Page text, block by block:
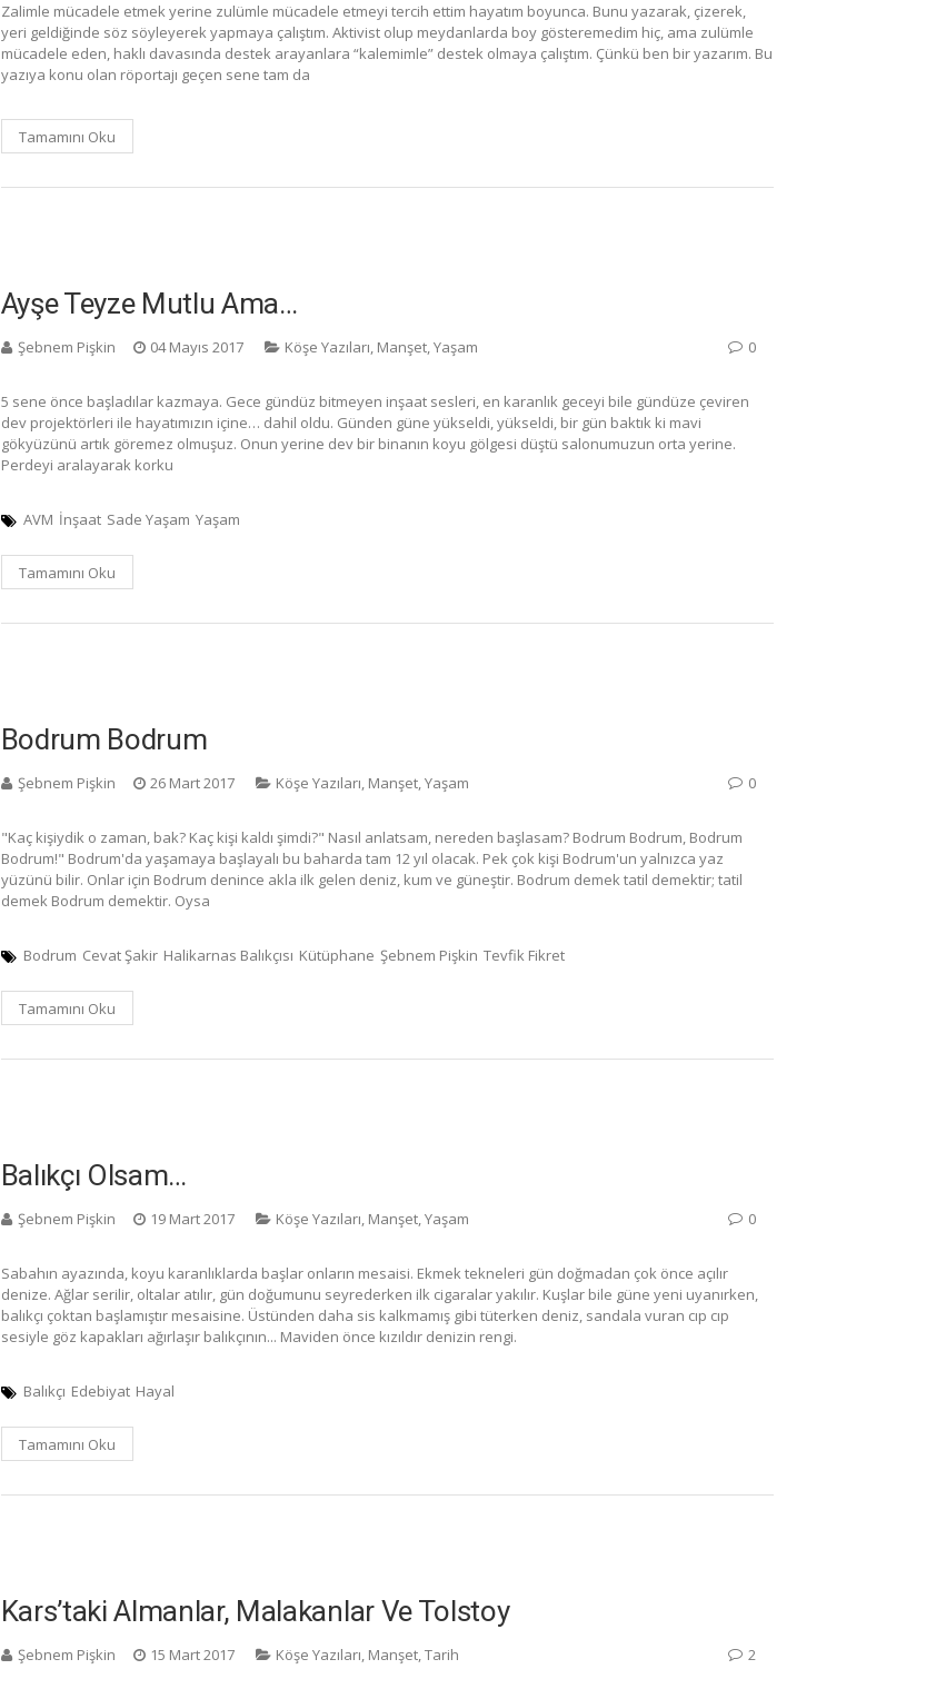
Zalimle mücadele etmek yerine zulümle mücadele etmeyi tercih ettim hayatım boyunca. Bunu yazarak, çizerek,
yeri geldiğinde söz söyleyerek yapmaya çalıştım. Aktivist olup meydanlarda boy gösteremedim hiç, ama zulümle
mücadele eden, haklı davasında destek arayanlara “kalemimle” destek olmaya çalıştım. Çünkü ben bir yazarım. Bu
yazıya konu olan röportajı geçen sene tam da
Tamamını Oku
Ayşe Teyze Mutlu Ama…
Şebnem Pişkin 04 Mayıs 2017 Köşe Yazıları, Manşet,Yaşam 0
5 sene önce başladılar kazmaya. Gece gündüz bitmeyen inşaat sesleri, en karanlık geceyi bile gündüze çeviren
dev projektörleri ile hayatımızın içine… dahil oldu. Günden güne yükseldi, yükseldi, bir gün baktık ki mavi
gökyüzünü artık göremez olmuşuz. Onun yerine dev bir binanın koyu gölgesi düştü salonumuzun orta yerine.
Perdeyi aralayarak korku
AVM İnşaat Sade Yaşam Yaşam
Tamamını Oku
Bodrum Bodrum
Şebnem Pişkin 26 Mart 2017 Köşe Yazıları, Manşet,Yaşam 0
"Kaç kişiydik o zaman, bak? Kaç kişi kaldı şimdi?" Nasıl anlatsam, nereden başlasam? Bodrum Bodrum, Bodrum
Bodrum!" Bodrum'da yaşamaya başlayalı bu baharda tam 12 yıl olacak. Pek çok kişi Bodrum'un yalnızca yaz
yüzünü bilir. Onlar için Bodrum denince akla ilk gelen deniz, kum ve güneştir. Bodrum demek tatil demektir; tatil
demek Bodrum demektir. Oysa
Bodrum Cevat Şakir Halikarnas Balıkçısı Kütüphane Şebnem Pişkin Tevfik Fikret
Tamamını Oku
Balıkçı Olsam…
Şebnem Pişkin 19 Mart 2017 Köşe Yazıları, Manşet,Yaşam 0
Sabahın ayazında, koyu karanlıklarda başlar onların mesaisi. Ekmek tekneleri gün doğmadan çok önce açılır
denize. Ağlar serilir, oltalar atılır, gün doğumunu seyrederken ilk cigaralar yakılır. Kuşlar bile güne yeni uyanırken,
balıkçı çoktan başlamıştır mesaisine. Üstünden daha sis kalkmamış gibi tüterken deniz, sandala vuran cıp cıp
sesiyle göz kapakları ağırlaşır balıkçının... Maviden önce kızıldır denizin rengi.
Balıkçı Edebiyat Hayal
Tamamını Oku
Kars’taki Almanlar, Malakanlar Ve Tolstoy
Şebnem Pişkin 15 Mart 2017 Köşe Yazıları, Manşet,Tarih 2